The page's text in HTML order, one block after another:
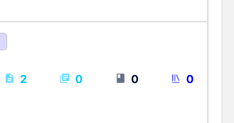
2 0 0 0